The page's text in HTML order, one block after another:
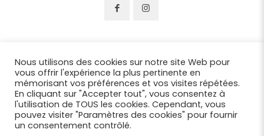
Nous utilisons des cookies sur notre site Web pour
vous offrir l'expérience la plus pertinente en
mémorisant vos préférences et vos visites répétées.
En cliquant sur "Accepter tout", vous consentez à
l'utilisation de TOUS les cookies. Cependant, vous
pouvez visiter "Paramètres des cookies" pour fournir
un consentement contrôlé.